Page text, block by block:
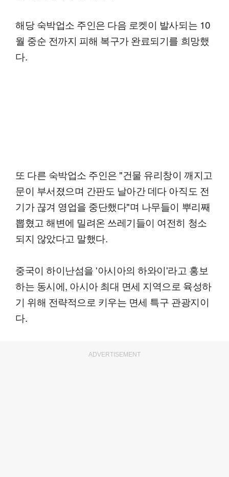
해당 숙박업소 주인은 다음 로켓이 발사되는 10
월 중순 전까지 피해 복구가 완료되기를 희망했
다.
또 다른 숙박업소 주인은 "건물 유리창이 깨지고
문이 부서졌으며 간판도 날아간 데다 아직도 전
기가 끊겨 영업을 중단했다"며 나무들이 뿌리째
뽑혔고 해변에 밀려온 쓰레기들이 여전히 청소
되지 않았다고 말했다.
중국이 하이난섬을 '아시아의 하와이'라고 홍보
하는 동시에, 아시아 최대 면세 지역으로 육성하
기 위해 전략적으로 키우는 면세 특구 관광지이
다.
ADVERTISEMENT